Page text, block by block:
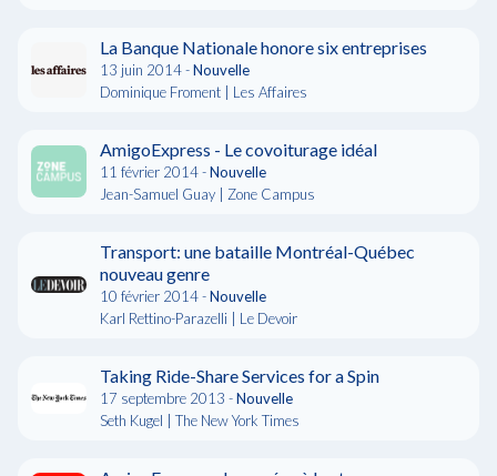
La Banque Nationale honore six entreprises
13 juin 2014 -Nouvelle
Dominique Froment | Les Affaires
AmigoExpress - Le covoiturage idéal
11 février 2014 -Nouvelle
Jean-Samuel Guay | Zone Campus
Transport: une bataille Montréal-Québec
nouveau genre
10 février 2014 -Nouvelle
Karl Rettino-Parazelli | Le Devoir
Taking Ride-Share Services for a Spin
17 septembre 2013 -Nouvelle
Seth Kugel | The New York Times